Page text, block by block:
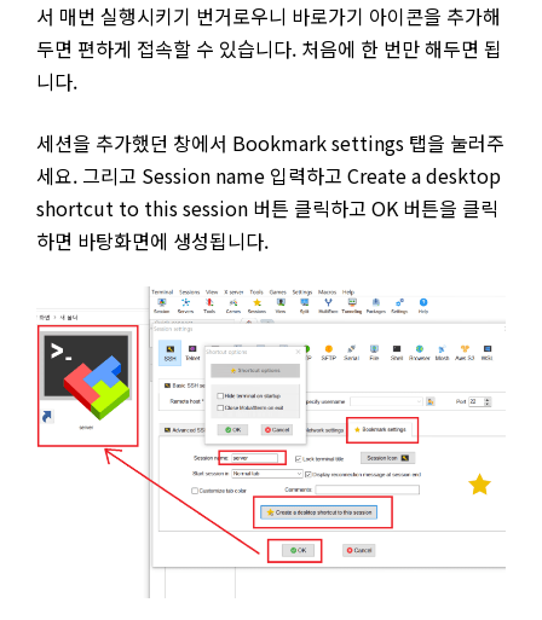
서 매번 실행시키기 번거로우니 바로가기 아이콘을 추가해
두면 편하게 접속할 수 있습니다. 처음에 한 번만 해두면 됩
니다.
세션을 추가했던 창에서 Bookmark settings 탭을 눌러주
세요. 그리고 Session name 입력하고 Create a desktop
shortcut to this session 버튼 클릭하고 OK 버튼을 클릭
하면 바탕화면에 생성됩니다.